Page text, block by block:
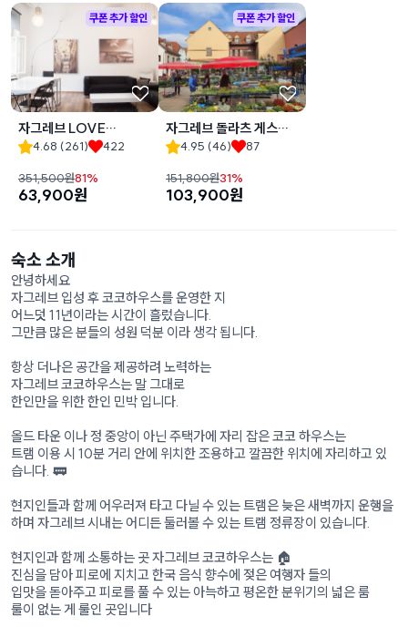
쿠폰 추가 할인
자그레브 LOVE
CROATIA - 'PAX
4.68 (261) 422
351,500원81%
63,900원
쿠폰 추가 할인
자그레브 돌라츠 게스트
하우스
4.95 (46) 87
151,800원31%
103,900원
숙소 소개
안녕하세요
자그레브 입성 후 코코하우스를 운영한 지
어느덧 11년이라는 시간이 흘렀습니다.
그만큼 많은 분들의 성원 덕분 이라 생각 됩니다.
항상 더나은 공간을 제공하려 노력하는
자그레브 코코하우스는 말 그대로
한인만을 위한 한인 민박 입니다.
올드 타운 이나 정 중앙이 아닌 주택가에 자리 잡은 코코 하우스는
트램 이용 시 10분 거리 안에 위치한 조용하고 깔끔한 위치에 자리하고 있
습니다. 🚃
현지인들과 함께 어우러져 타고 다닐 수 있는 트램은 늦은 새벽까지 운행을
하며 자그레브 시내는 어디든 둘러볼 수 있는 트램 정류장이 있습니다.
현지인과 함께 소통하는 곳 자그레브 코코하우스는 🏠
진심을 담아 피로에 지치고 한국 음식 향수에 젖은 여행자 들의
입맛을 돋아주고 피로를 풀 수 있는 아늑하고 평온한 분위기의 넓은 룸
룰이 없는 게 룰인 곳입니다